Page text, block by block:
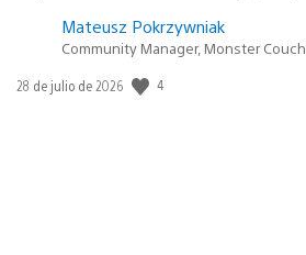
Mateusz Pokrzywniak
Community Manager, Monster Couch
Fecha
28 de julio de 2026 4